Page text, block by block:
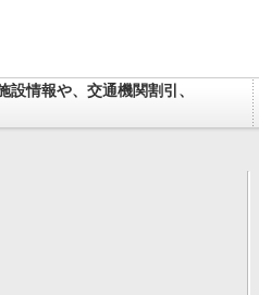
情報や、交通機関割引、